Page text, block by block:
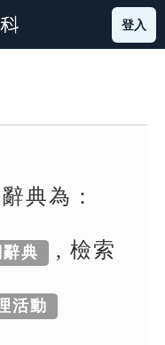
登入
典為：
典 , 檢索
活動